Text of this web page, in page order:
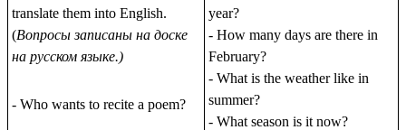
translate them into English.
(Вопросы записаны на доске
на русском языке.)
- Who wants to recite a poem?
year?
- How many days are there in
February?
- What is the weather like in
summer?
- What season is it now?